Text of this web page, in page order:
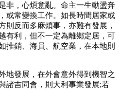
非，心煩意亂。命主一生動盪奔
或常變換工作。如長時間居家或
則反而多麻煩事，亦難有發展，
有利，但不一定為離鄉定居，可
推銷、海員、航空業，在本地則
地發展，在外會意外得到機智之
諸吉同會，則大利事業發展;若